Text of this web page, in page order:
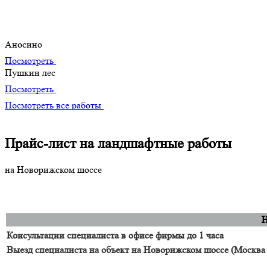
Аносино
Посмотреть
Пушкин лес
Посмотреть
Посмотреть все работы
Прайс-лист на ландшафтные работы
на Новорижском шоссе
Консультации специалиста в офисе фирмы до 1 часа
Выезд специалиста на объект на Новорижском шоссе